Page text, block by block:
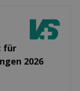
für
2026